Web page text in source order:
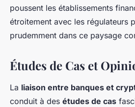
poussent les établissements
étroitement avec les régulateurs
prudemment dans ce paysage
Études de Cas et
La liaison entre banques et
conduit à des études de cas